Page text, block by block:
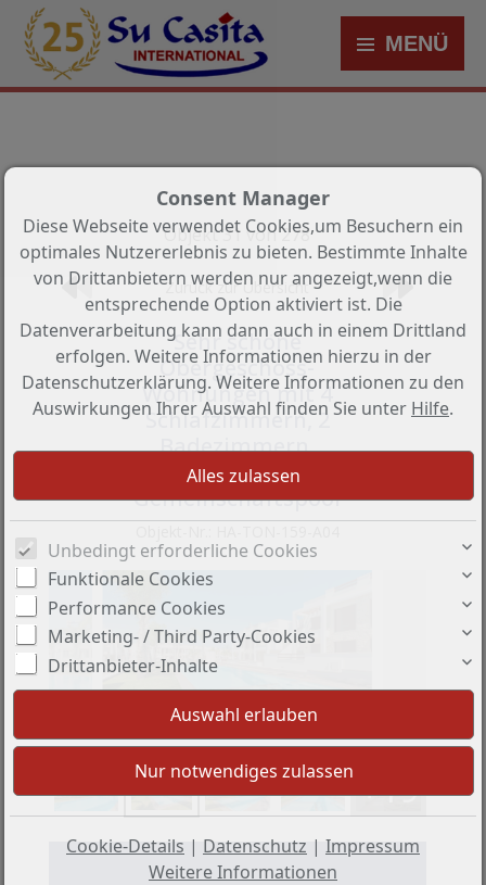
MENÜ
Objekt 31 von 278
Zurück zur Übersicht
Sehr schöne
Obergeschoss-
Wohnungen mit 4
Schlafzimmern, 2
Badezimmern,
Dachterrasse und 2
Gemeinschaftspool
+19
Consent Manager
Diese Webseite verwendet Cookies,um Besuchern ein
optimales Nutzererlebnis zu bieten. Bestimmte Inhalte
von Drittanbietern werden nur angezeigt,wenn die
entsprechende Option aktiviert ist. Die
Datenverarbeitung kann dann auch in einem Drittland
erfolgen. Weitere Informationen hierzu in der
Datenschutzerklärung. Weitere Informationen zu den
Auswirkungen Ihrer Auswahl finden Sie unter Hilfe.
Unbedingt erforderliche Cookies
Funktionale Cookies
Performance Cookies
Marketing- / Third Party-Cookies
Drittanbieter-Inhalte
Cookie-Details | Datenschutz | Impressum
Weitere Informationen